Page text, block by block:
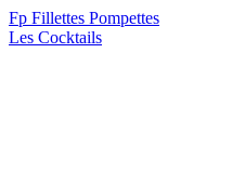
Fp Fillettes Pompettes
Les Cocktails